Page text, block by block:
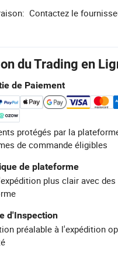
Contactez le
du Trading en
de Paiement
protégés par la
de commande éligibles
de plateforme
plus clair avec
d'Inspection
préalable à l'expédition